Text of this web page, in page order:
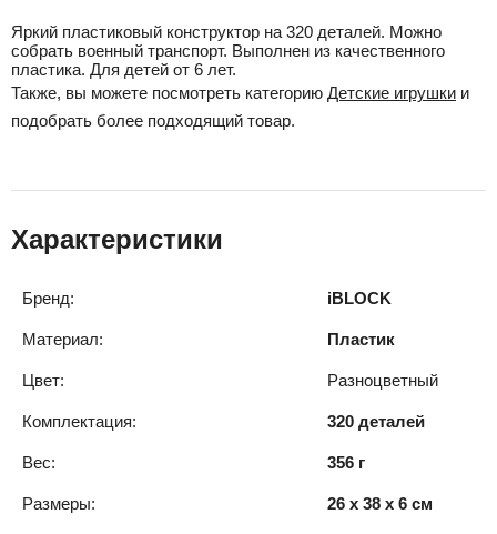
Яркий пластиковый конструктор на 320 деталей. Можно
собрать военный транспорт. Выполнен из качественного
пластика. Для детей от 6 лет.
Также, вы можете посмотреть категорию Детские игрушки и
подобрать более подходящий товар.
Характеристики
Бренд: iBLOCK
Материал: Пластик
Цвет: Разноцветный
Комплектация: 320 деталей
Вес: 356 г
Размеры: 26 x 38 x 6 см